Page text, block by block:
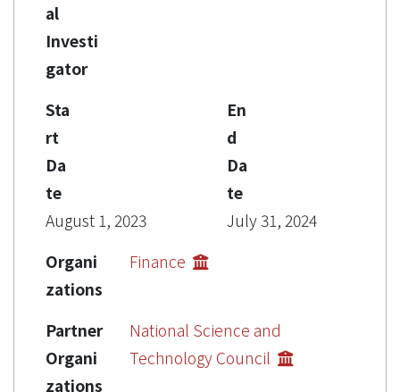
al
Investi
gator
Sta
rt
Da
te
August 1, 2023
En
d
Da
te
July 31, 2024
Organi
zations
Finance
Partner
Organi
zations
National Science and
Technology Council